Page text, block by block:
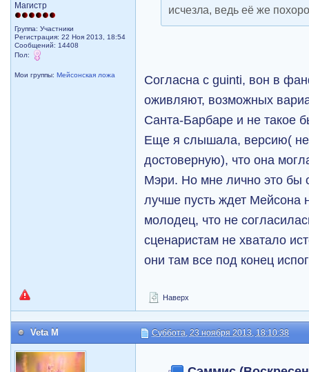
Магистр
Группа: Участники
Регистрация: 22 Ноя 2013, 18:54
Сообщений: 14408
Пол:
Мои группы:Мейсонская ложа
исчезла, ведь её же
Согласна с guinti, вон в
оживляют, возможных
Санта-Барбаре и не такое
Еще я слышала, версию( не
достоверную), что она
Мэри. Но мне лично это бы
лучше пусть ждет Мейсона
молодец, что не
сценаристам не хватало
они там все под конец
Наверх
Veta M Суббота, 23 ноября 2013, 18:10:38